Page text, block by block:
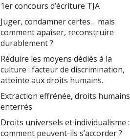
1er concours d’écriture TJA
Juger, condamner certes… mais
comment apaiser, reconstruire
durablement ?
Réduire les moyens dédiés à la
culture : facteur de discrimination,
atteinte aux droits humains.
Extraction effrénée, droits humains
enterrés
Droits universels et individualisme :
comment peuvent-ils s’accorder ?